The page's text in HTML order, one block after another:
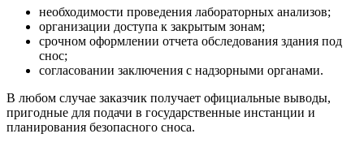
необходимости проведения лабораторных анализов;
организации доступа к закрытым зонам;
срочном оформлении отчета обследования здания под
снос;
согласовании заключения с надзорными органами.
В любом случае заказчик получает официальные выводы,
пригодные для подачи в государственные инстанции и
планирования безопасного сноса.